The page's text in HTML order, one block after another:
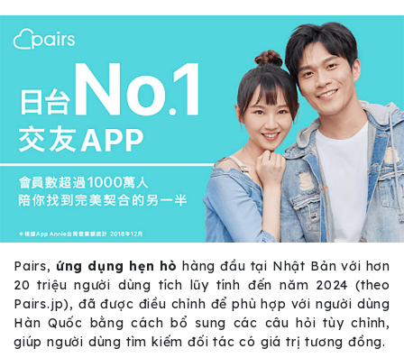
Pairs, ứng dụng hẹn hò hàng đầu tại Nhật Bản với hơn
20 triệu người dùng tích lũy tính đến năm 2024 (theo
Pairs.jp), đã được điều chỉnh để phù hợp với người dùng
Hàn Quốc bằng cách bổ sung các câu hỏi tùy chỉnh,
giúp người dùng tìm kiếm đối tác có giá trị tương đồng.